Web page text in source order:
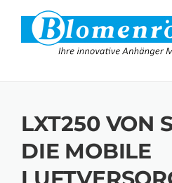
Skip to content
LXT250 VON
DIE MOBILE